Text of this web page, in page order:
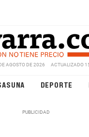
AGOSTO DE 2026 ACTUALIZADO
DEPORTE